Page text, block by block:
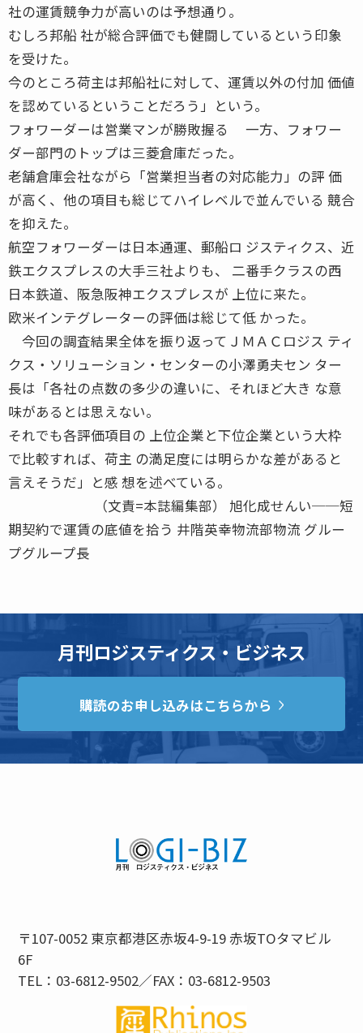
社の運賃競争力が高いのは予想通り。
むしろ邦船 社が総合評価でも健闘しているという印象
を受けた。
今のところ荷主は邦船社に対して、運賃以外の付加 価値
を認めているということだろう」という。
フォワーダーは営業マンが勝敗握る 一方、フォワー
ダー部門のトップは三菱倉庫だった。
老舗倉庫会社ながら「営業担当者の対応能力」の評 価
が高く、他の項目も総じてハイレベルで並んでいる 競合
を抑えた。
航空フォワーダーは日本通運、郵船ロ ジスティクス、近
鉄エクスプレスの大手三社よりも、 二番手クラスの西
日本鉄道、阪急阪神エクスプレスが 上位に来た。
欧米インテグレーターの評価は総じて低 かった。
今回の調査結果全体を振り返ってＪＭＡＣロジス ティ
クス・ソリューション・センターの小澤勇夫セン ター
長は「各社の点数の多少の違いに、それほど大き な意
味があるとは思えない。
それでも各評価項目の 上位企業と下位企業という大枠
で比較すれば、荷主 の満足度には明らかな差があると
言えそうだ」と感 想を述べている。
（文責=本誌編集部） 旭化成せんい──短
期契約で運賃の底値を拾う 井階英幸物流部物流 グルー
プグループ長
月刊ロジスティクス・ビジネス
購読のお申し込みはこちらから
〒107-0052 東京都港区赤坂4-9-19 赤坂TOタマビル
6F
TEL：03-6812-9502／FAX：03-6812-9503